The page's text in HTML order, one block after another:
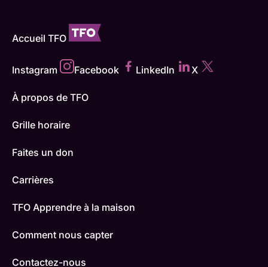
Accueil TFO
Instagram Facebook LinkedIn X
À propos de TFO
Grille horaire
Faites un don
Carrières
TFO Apprendre à la maison
Comment nous capter
Contactez-nous